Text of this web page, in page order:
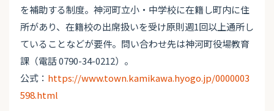
を補助する制度。神河町立小・中学校に在籍し町内に住
所があり、在籍校の出席扱いを受け原則週1回以上通所し
ていることなどが要件。問い合わせ先は神河町役場教育
課（電話 0790-34-0212）。
公式： https://www.town.kamikawa.hyogo.jp/0000003
598.html